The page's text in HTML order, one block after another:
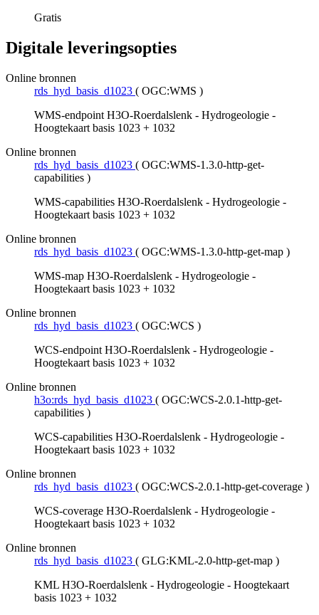
Gratis
Digitale leveringsopties
Online bronnen
rds_hyd_basis_d1023 ( OGC:WMS )
WMS-endpoint H3O-Roerdalslenk - Hydrogeologie -
Hoogtekaart basis 1023 + 1032
Online bronnen
rds_hyd_basis_d1023 ( OGC:WMS-1.3.0-http-get-
capabilities )
WMS-capabilities H3O-Roerdalslenk - Hydrogeologie -
Hoogtekaart basis 1023 + 1032
Online bronnen
rds_hyd_basis_d1023 ( OGC:WMS-1.3.0-http-get-map )
WMS-map H3O-Roerdalslenk - Hydrogeologie -
Hoogtekaart basis 1023 + 1032
Online bronnen
rds_hyd_basis_d1023 ( OGC:WCS )
WCS-endpoint H3O-Roerdalslenk - Hydrogeologie -
Hoogtekaart basis 1023 + 1032
Online bronnen
h3o:rds_hyd_basis_d1023 ( OGC:WCS-2.0.1-http-get-
capabilities )
WCS-capabilities H3O-Roerdalslenk - Hydrogeologie -
Hoogtekaart basis 1023 + 1032
Online bronnen
rds_hyd_basis_d1023 ( OGC:WCS-2.0.1-http-get-coverage )
WCS-coverage H3O-Roerdalslenk - Hydrogeologie -
Hoogtekaart basis 1023 + 1032
Online bronnen
rds_hyd_basis_d1023 ( GLG:KML-2.0-http-get-map )
KML H3O-Roerdalslenk - Hydrogeologie - Hoogtekaart
basis 1023 + 1032